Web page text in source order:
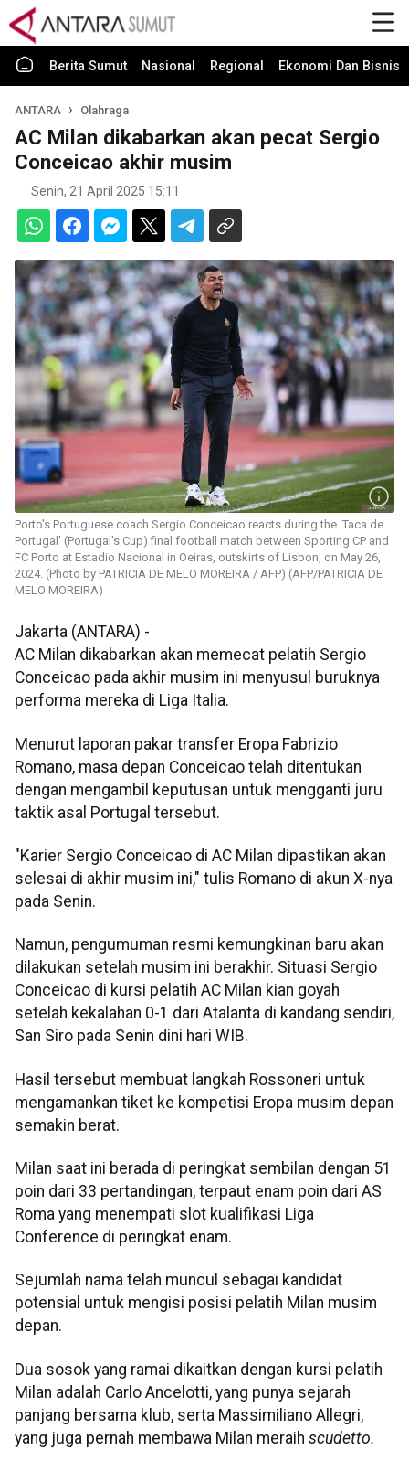
Berita Sumut Nasional Regional Ekonomi Dan Bisnis
ANTARA Olahraga
AC Milan dikabarkan akan pecat Sergio
Conceicao akhir musim
Senin, 21 April 2025 15:11
Porto's Portuguese coach Sergio Conceicao reacts during the 'Taca de
Portugal' (Portugal's Cup) final football match between Sporting CP and
FC Porto at Estadio Nacional in Oeiras, outskirts of Lisbon, on May 26,
2024. (Photo by PATRICIA DE MELO MOREIRA / AFP) (AFP/PATRICIA DE
MELO MOREIRA)
Jakarta (ANTARA) -
AC Milan dikabarkan akan memecat pelatih Sergio
Conceicao pada akhir musim ini menyusul buruknya
performa mereka di Liga Italia.
Menurut laporan pakar transfer Eropa Fabrizio
Romano, masa depan Conceicao telah ditentukan
dengan mengambil keputusan untuk mengganti juru
taktik asal Portugal tersebut.
"Karier Sergio Conceicao di AC Milan dipastikan akan
selesai di akhir musim ini," tulis Romano di akun X-nya
pada Senin.
Namun, pengumuman resmi kemungkinan baru akan
dilakukan setelah musim ini berakhir. Situasi Sergio
Conceicao di kursi pelatih AC Milan kian goyah
setelah kekalahan 0-1 dari Atalanta di kandang sendiri,
San Siro pada Senin dini hari WIB.
Hasil tersebut membuat langkah Rossoneri untuk
mengamankan tiket ke kompetisi Eropa musim depan
semakin berat.
Milan saat ini berada di peringkat sembilan dengan 51
poin dari 33 pertandingan, terpaut enam poin dari AS
Roma yang menempati slot kualifikasi Liga
Conference di peringkat enam.
Sejumlah nama telah muncul sebagai kandidat
potensial untuk mengisi posisi pelatih Milan musim
depan.
Dua sosok yang ramai dikaitkan dengan kursi pelatih
Milan adalah Carlo Ancelotti, yang punya sejarah
panjang bersama klub, serta Massimiliano Allegri,
yang juga pernah membawa Milan meraih scudetto.